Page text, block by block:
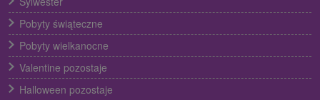
Pobyty świąteczne
Pobyty wielkanocne
Valentine pozostaje
Halloween pozostaje